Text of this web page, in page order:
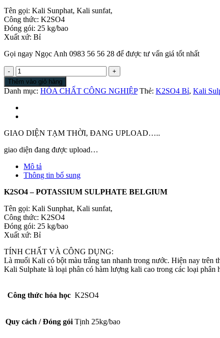
Tên gọi: Kali Sunphat, Kali sunfat,
Công thức: K2SO4
Đóng gói: 25 kg/bao
Xuất xứ: Bỉ
Gọi ngay Ngọc Anh 0983 56 56 28 để được tư vấn giá tốt nhất
Kali
Sunphate
Bỉ
|
Kali
Sunfate
|
Sulfate
|
K2SO4
|
Sulphate
Bỉ
|
Potassium
Sulphate
Belgium
số
lượng
Thêm vào giỏ hàng
Danh mục: HÓA CHẤT CÔNG NGHIỆP Thẻ: K2SO4 Bỉ, Kali
GIAO DIỆN TẠM THỜI, ĐANG UPLOAD…..
giao diện đang được upload…
Mô tả
Thông tin bổ sung
K2SO4 – POTASSIUM SULPHATE BELGIUM
Tên gọi: Kali Sunphat, Kali sunfat,
Công thức: K2SO4
Đóng gói: 25 kg/bao
Xuất xứ: Bỉ
TÍNH CHẤT VÀ CÔNG DỤNG:
Là muối Kali có bột màu trắng tan nhanh trong nước. Hiện nay
Kali Sulphate là loại phân có hàm lượng kali cao trong các loại
Công thức hóa học K2SO4
Quy cách / Đóng gói Tịnh 25kg/bao